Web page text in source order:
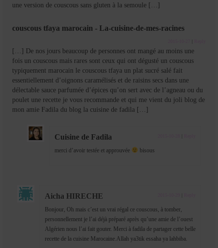
une version de couscous sans gluten à la semoule […]
couscous tfaya marocain - La-cuisine-de-mes-racines
[…] De nos jours beaucoup de personnes ont mangé au moins une
fois un couscous mais rares sont ceux qui ont dégusté un couscous
typiquement marocain le couscous tfaya un plat sucré salé fait
essentiellement d’oignons caramélisés et de raisins secs dans une
délectable sauce parfumée d’épices qu’on sert avec de l’agneau ou du
poulet une recette je vous recommande et qui me vient du joli blog de
mon amie Fadila du blog la cuisine de fadila […]
Cuisine de Fadila
merci d’avoir testée et approuvée bisous
Aicha HIRECHE
Bonjour, Oh mais c’est un vrai régal ce couscous, à tomber,
personnellement je l’ai déjà préparé après qu’une amie de l’ouest
Algérien nous l’ai fait gouter. Merci à fadila de partager cette belle
recette de la cuisine Marocaine.Allah ya3tik essaha ya lahbiba.